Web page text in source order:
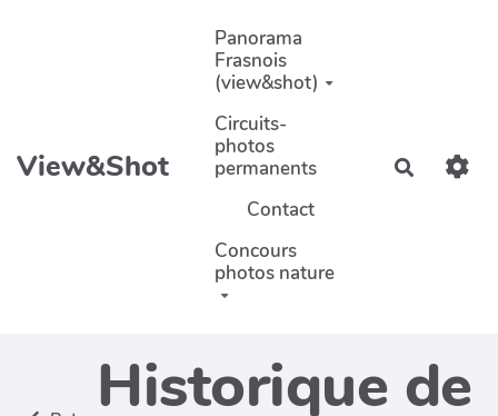
Aller au contenu principal
View&Shot
Panorama
Frasnois
(view&shot)
Circuits-
photos
permanents
Contact
Concours
photos nature
Historique de